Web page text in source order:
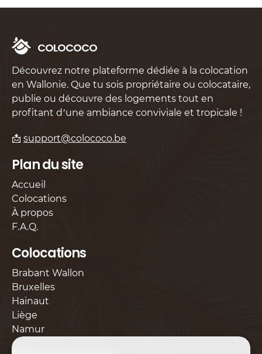
COLOCOCO
Découvrez notre plateforme dédiée à la colocation
en Wallonie. Que tu sois propriétaire ou colocataire,
publie ou découvre des logements tout en
profitant d’une ambiance conviviale et tropicale !
📩 support@colococo.be
Plan du site
Accueil
Colocations
À propos
F.A.Q.
Colocations
Brabant Wallon
Bruxelles
Hainaut
Liège
Namur